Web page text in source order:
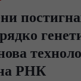
РНК